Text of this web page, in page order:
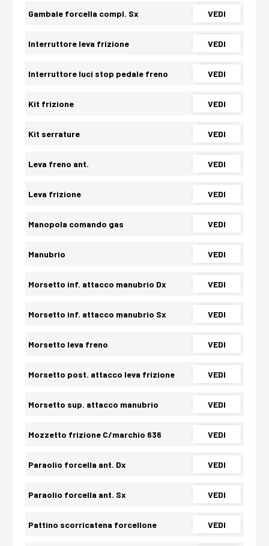
Gambale forcella compl. Sx VEDI
Interruttore leva frizione VEDI
Interruttore luci stop pedale freno VEDI
Kit frizione VEDI
Kit serrature VEDI
Leva freno ant. VEDI
Leva frizione VEDI
Manopola comando gas VEDI
Manubrio VEDI
Morsetto inf. attacco manubrio Dx VEDI
Morsetto inf. attacco manubrio Sx VEDI
Morsetto leva freno VEDI
Morsetto post. attacco leva frizione VEDI
Morsetto sup. attacco manubrio VEDI
Mozzetto frizione C/marchio 636 VEDI
Paraolio forcella ant. Dx VEDI
Paraolio forcella ant. Sx VEDI
Pattino scorricatena forcellone VEDI